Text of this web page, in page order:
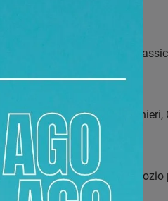
con stile moderno o
e copre comuni come Chieri,
invitiamo a chiedere in negozio